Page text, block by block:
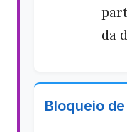
da
Bloqueio